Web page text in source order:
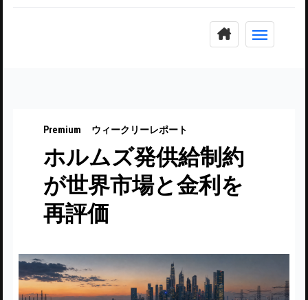
Premium ウィークリーレポート
ホルムズ発供給制約
が世界市場と金利を
再評価